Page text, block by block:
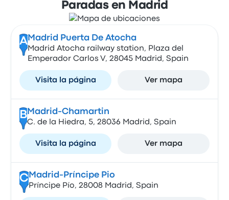
Paradas en Madrid
A Madrid Puerta De Atocha
Madrid Atocha railway station, Plaza del
Emperador Carlos V, 28045 Madrid, Spain
Visita la página Ver mapa
B Madrid-Chamartin
C. de la Hiedra, 5, 28036 Madrid, Spain
Visita la página Ver mapa
CMadrid-Príncipe Pio
Príncipe Pío, 28008 Madrid, Spain